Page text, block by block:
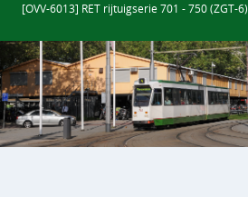
[OVV-6013] RET rijtuigserie 701 - 750 (ZGT-6)